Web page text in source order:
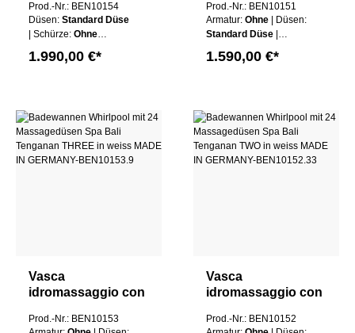
massaggianti Spa
Bali Semarapura
Sinistra in bianco
MADE IN
Prod.-Nr.: BEN10154
Düsen: Standard Düse
| Schürze: Ohne
Farbe:Weiß
1.990,00 €*
massaggianti Spa
Bali Tenganan ONE
in bianco MADE IN
GERMANY
Prod.-Nr.: BEN10151
Armatur: Ohne
| Düsen:
Standard Düse
| Wannen Farbe:
1.590,00 €*
Vasca
idromassaggio con
massaggianti Spa
Prod.-Nr.: BEN10153
Vasca
idromassaggio con
massaggianti Spa
Prod.-Nr.: BEN10152